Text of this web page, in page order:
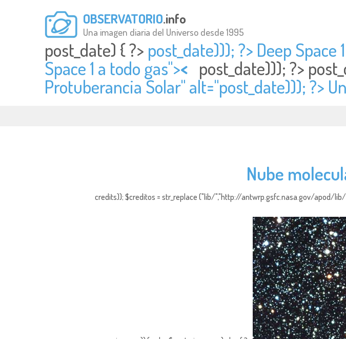
OBSERVATORIO.info
Una imagen diaria del Universo desde 1995
post_date) { ?> post_date))); ?> Deep Space
Space 1 a todo gas">< post_date))); ?>
Protuberancia Solar" alt="post_date))); ?>
Nube
credits)); $creditos = str_replace ("lib/","http://antwrp.gsfc.nasa.gov/apod/